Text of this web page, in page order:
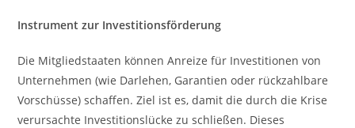
Instrument zur Investitionsförderung
Die Mitgliedstaaten können Anreize für Investitionen von
Unternehmen (wie Darlehen, Garantien oder rückzahlbare
Vorschüsse) schaffen. Ziel ist es, damit die durch die Krise
verursachte Investitionslücke zu schließen. Dieses